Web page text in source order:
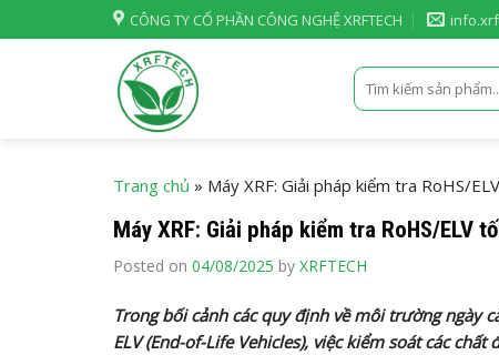
to
CÔNG TY CỔ PHẦN CÔNG NGHỆ XRFTECH
Tìm
kiếm:
Trang chủ » Máy XRF: Giải pháp kiểm tra RoHS/
Máy XRF: Giải pháp kiểm tra RoHS/ELV
Posted on 04/08/2025 by XRFTECH
Trong bối cảnh các quy định về môi trường ngày
ELV (End-of-Life Vehicles), việc kiểm soát các